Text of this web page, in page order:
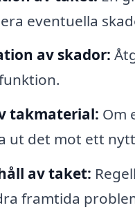
eventuella
av skador:
takmaterial: Om
ut det mot ett
av taket:
framtida